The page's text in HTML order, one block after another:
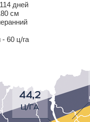
дней
см
60 ц/га